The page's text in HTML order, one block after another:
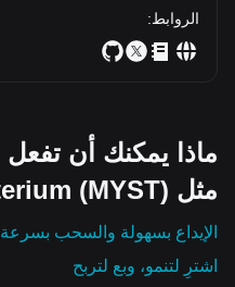
الروابط:
ماذا يمكنك أن
مثل Mysterium (MYST)؟
الإيداع بسهولة والسحب بسرعة
اشترِ لتنمو، وبع لتربح